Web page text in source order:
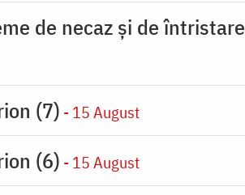
de necaz şi de întristare
(7) - 15 August
(6) - 15 August